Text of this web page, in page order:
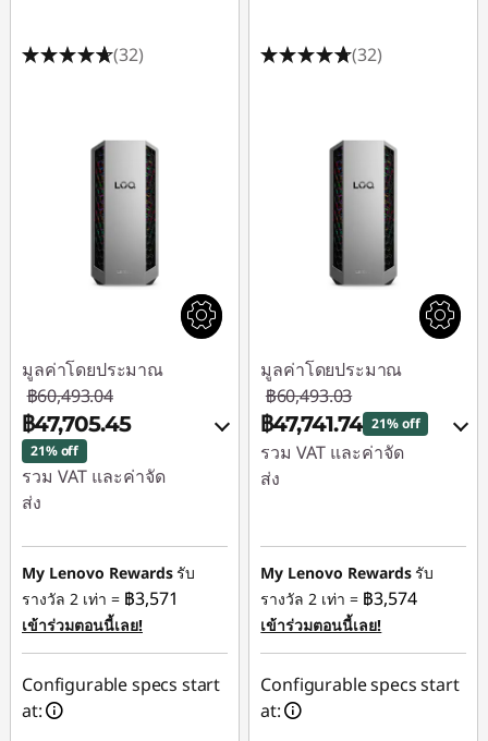
(32)
มูลค่าโดยประมาณ
฿60,493.04
฿47,705.45
21% off
รวม VAT และค่าจัด
ส่ง
ประหยัดทันที :-
฿12,255.27
หรือ
eCoupon :
฿12,787.59
My Lenovo Rewardsรับ
รางวัล 2 เท่า = ฿3,571
เข้าร่วมตอนนี้เลย!
Configurable specs start
at:
(32)
มูลค่าโดยประมาณ
฿60,493.03
฿47,741.74 21% off
รวม VAT และค่าจัด
ส่ง
฿12,225.03
หรือ
การประหยัด
eCoupon :-
฿12,751.29
*Savings cannot be
My Lenovo Rewardsรับ
รางวัล 2 เท่า = ฿3,574
เข้าร่วมตอนนี้เลย!
Configurable specs start
at: